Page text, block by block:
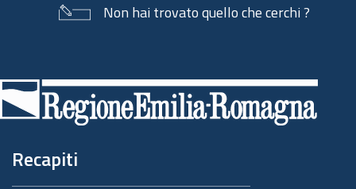
Non hai trovato quello che cerchi ?
di
pagina
Recapiti